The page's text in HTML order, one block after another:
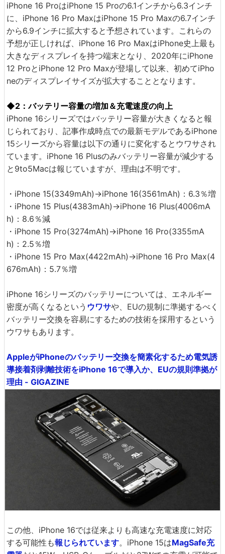
iPhone 16 ProはiPhone 15 Proの6.1インチから6.3インチ
に、iPhone 16 Pro MaxはiPhone 15 Pro Maxの6.7インチ
から6.9インチに拡大すると予想されています。これらの
予想が正しければ、iPhone 16 Pro MaxはiPhone史上最も
大きなディスプレイを持つ端末となり、2020年にiPhone
12 ProとiPhone 12 Pro Maxが登場して以来、初めてiPho
neのディスプレイサイズが拡大することとなります。
◆2：バッテリー容量の増加＆充電速度の向上
iPhone 16シリーズではバッテリー容量が大きくなると報
じられており、記事作成時点での最新モデルであるiPhone
15シリーズから容量は以下の通りに変化するとウワサされ
ています。iPhone 16 Plusのみバッテリー容量が減少する
と9to5Macは報じていますが、理由は不明です。
・iPhone 15(3349mAh)→iPhone 16(3561mAh)：6.3％増
・iPhone 15 Plus(4383mAh)→iPhone 16 Plus(4006mA
h)：8.6％減
・iPhone 15 Pro(3274mAh)→iPhone 16 Pro(3355mA
h)：2.5％増
・iPhone 15 Pro Max(4422mAh)→iPhone 16 Pro Max(4
676mAh)：5.7％増
iPhone 16シリーズのバッテリーについては、エネルギー
密度が高くなるという ウワサや、EUの規制に準拠するべく
バッテリー交換を容易にするための技術を採用するという
ウワサもあります。
AppleがiPhoneのバッテリー交換を簡素化するため電気誘
導接着剤剥離技術をiPhone 16で導入か、EUの規則準拠が
理由 - GIGAZINE
この他、iPhone 16では従来よりも高速な充電速度に対応
する可能性も報じられています。iPhone 15はMagSafe充